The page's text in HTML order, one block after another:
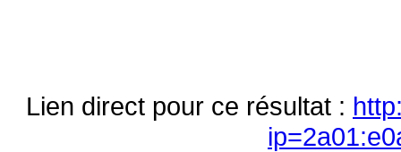
Lien direct pour ce résultat :